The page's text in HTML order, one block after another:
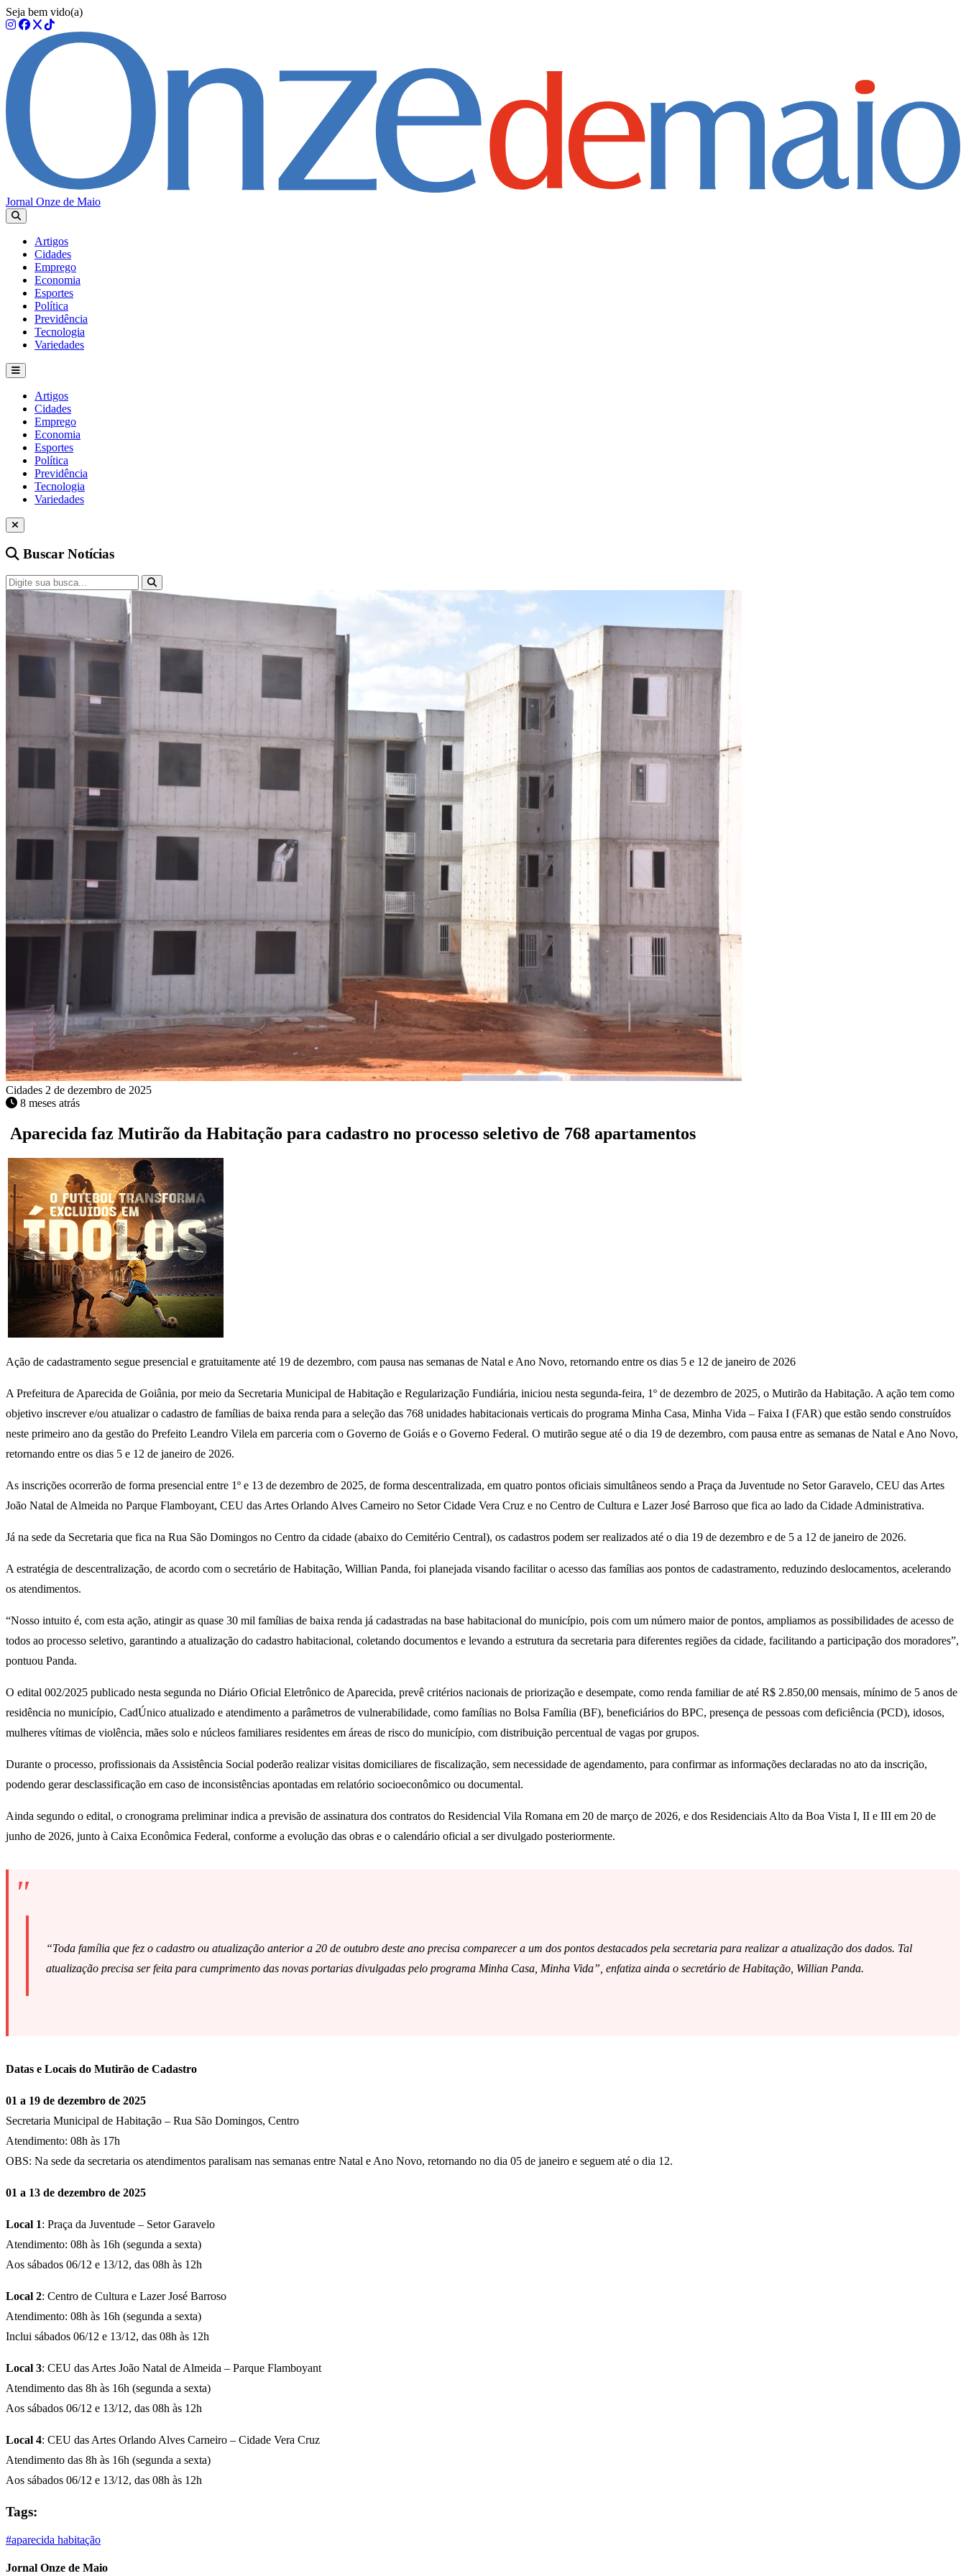
Seja bem vido(a)
Jornal Onze de Maio
Artigos
Cidades
Emprego
Economia
Esportes
Política
Previdência
Tecnologia
Variedades
Artigos
Cidades
Emprego
Economia
Esportes
Política
Previdência
Tecnologia
Variedades
Buscar Notícias
Cidades 2 de dezembro de 2025
8 meses atrás
Aparecida faz Mutirão da Habitação para cadastro no processo seletivo de 768 apartamentos
Ação de cadastramento segue presencial e gratuitamente até 19 de dezembro, com pausa nas semanas de Natal e Ano Novo, retornando entre os dias 5 e 12 de janeiro de 2026
A Prefeitura de Aparecida de Goiânia, por meio da Secretaria Municipal de Habitação e Regularização Fundiária, iniciou nesta segunda-feira, 1º de dezembro de 2025, o Mutirão da Habitação. A ação tem como
objetivo inscrever e/ou atualizar o cadastro de famílias de baixa renda para a seleção das 768 unidades habitacionais verticais do programa Minha Casa, Minha Vida – Faixa I (FAR) que estão sendo construídos
neste primeiro ano da gestão do Prefeito Leandro Vilela em parceria com o Governo de Goiás e o Governo Federal. O mutirão segue até o dia 19 de dezembro, com pausa entre as semanas de Natal e Ano Novo,
retornando entre os dias 5 e 12 de janeiro de 2026.
As inscrições ocorrerão de forma presencial entre 1º e 13 de dezembro de 2025, de forma descentralizada, em quatro pontos oficiais simultâneos sendo a Praça da Juventude no Setor Garavelo, CEU das Artes
João Natal de Almeida no Parque Flamboyant, CEU das Artes Orlando Alves Carneiro no Setor Cidade Vera Cruz e no Centro de Cultura e Lazer José Barroso que fica ao lado da Cidade Administrativa.
Já na sede da Secretaria que fica na Rua São Domingos no Centro da cidade (abaixo do Cemitério Central), os cadastros podem ser realizados até o dia 19 de dezembro e de 5 a 12 de janeiro de 2026.
A estratégia de descentralização, de acordo com o secretário de Habitação, Willian Panda, foi planejada visando facilitar o acesso das famílias aos pontos de cadastramento, reduzindo deslocamentos, acelerando
os atendimentos.
“Nosso intuito é, com esta ação, atingir as quase 30 mil famílias de baixa renda já cadastradas na base habitacional do município, pois com um número maior de pontos, ampliamos as possibilidades de acesso de
todos ao processo seletivo, garantindo a atualização do cadastro habitacional, coletando documentos e levando a estrutura da secretaria para diferentes regiões da cidade, facilitando a participação dos moradores”,
pontuou Panda.
O edital 002/2025 publicado nesta segunda no Diário Oficial Eletrônico de Aparecida, prevê critérios nacionais de priorização e desempate, como renda familiar de até R$ 2.850,00 mensais, mínimo de 5 anos de
residência no município, CadÚnico atualizado e atendimento a parâmetros de vulnerabilidade, como famílias no Bolsa Família (BF), beneficiários do BPC, presença de pessoas com deficiência (PCD), idosos,
mulheres vítimas de violência, mães solo e núcleos familiares residentes em áreas de risco do município, com distribuição percentual de vagas por grupos.
Durante o processo, profissionais da Assistência Social poderão realizar visitas domiciliares de fiscalização, sem necessidade de agendamento, para confirmar as informações declaradas no ato da inscrição,
podendo gerar desclassificação em caso de inconsistências apontadas em relatório socioeconômico ou documental.
Ainda segundo o edital, o cronograma preliminar indica a previsão de assinatura dos contratos do Residencial Vila Romana em 20 de março de 2026, e dos Residenciais Alto da Boa Vista I, II e III em 20 de
junho de 2026, junto à Caixa Econômica Federal, conforme a evolução das obras e o calendário oficial a ser divulgado posteriormente.
“Toda família que fez o cadastro ou atualização anterior a 20 de outubro deste ano precisa comparecer a um dos pontos destacados pela secretaria para realizar a atualização dos dados. Tal
atualização precisa ser feita para cumprimento das novas portarias divulgadas pelo programa Minha Casa, Minha Vida”, enfatiza ainda o secretário de Habitação, Willian Panda.
Datas e Locais do Mutirão de Cadastro
01 a 19 de dezembro de 2025
Secretaria Municipal de Habitação – Rua São Domingos, Centro
Atendimento: 08h às 17h
OBS: Na sede da secretaria os atendimentos paralisam nas semanas entre Natal e Ano Novo, retornando no dia 05 de janeiro e seguem até o dia 12.
01 a 13 de dezembro de 2025
Local 1: Praça da Juventude – Setor Garavelo
Atendimento: 08h às 16h (segunda a sexta)
Aos sábados 06/12 e 13/12, das 08h às 12h
Local 2: Centro de Cultura e Lazer José Barroso
Atendimento: 08h às 16h (segunda a sexta)
Inclui sábados 06/12 e 13/12, das 08h às 12h
Local 3: CEU das Artes João Natal de Almeida – Parque Flamboyant
Atendimento das 8h às 16h (segunda a sexta)
Aos sábados 06/12 e 13/12, das 08h às 12h
Local 4: CEU das Artes Orlando Alves Carneiro – Cidade Vera Cruz
Atendimento das 8h às 16h (segunda a sexta)
Aos sábados 06/12 e 13/12, das 08h às 12h
Tags:
#aparecida habitação
Jornal Onze de Maio